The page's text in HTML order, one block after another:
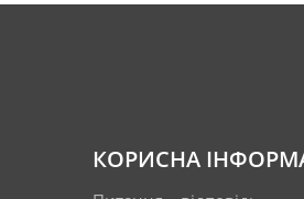
КОРИСНА